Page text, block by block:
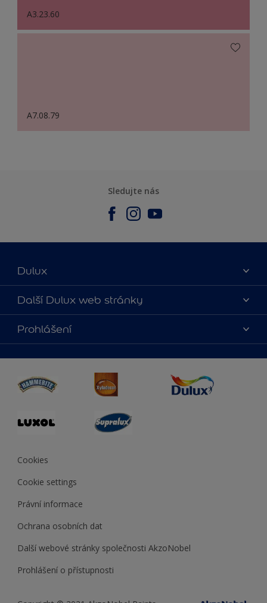
A3.23.60
A7.08.79
Sledujte nás
Dulux
O nás
Kontaktujte nás
Najít obchod
Další Dulux web stránky
duluxmalir.cz
duluxmaliar.sk
duluxprodejnabarev.cz
duluxpredajnafarieb.sk
Prohlášení
Cookies
Cookie settings
Právní informace
Ochrana osobních dat
Další webové stránky společnosti AkzoNobel
Prohlášení o přístupnosti